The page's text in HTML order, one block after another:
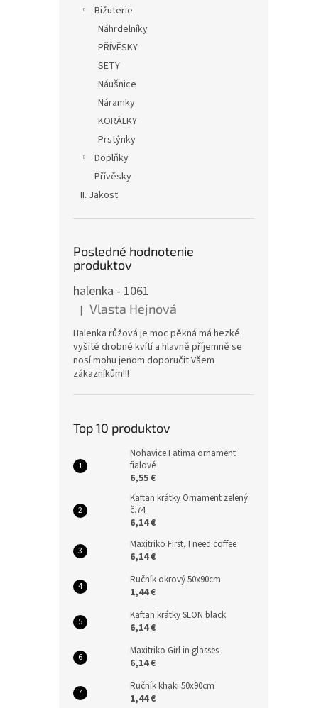
Bižuterie
Náhrdelníky
PŘÍVĚSKY
SETY
Náušnice
Náramky
KORÁLKY
Prstýnky
Doplňky
Přívěsky
II. Jakost
Posledné hodnotenie
produktov
halenka - 1061
Hodnotenie produktu je 5 z 5 hviezdičiek.
| Vlasta Hejnová
Halenka růžová je moc pěkná má hezké
vyšité drobné kvítí a hlavně příjemně se
nosí mohu jenom doporučit Všem
zákazníkům!!!
Top 10 produktov
Nohavice Fatima ornament
fialové
6,55 €
Kaftan krátky Ornament zelený
č.74
6,14 €
Maxitriko First, I need coffee
6,14 €
Ručník okrový 50x90cm
1,44 €
Kaftan krátky SLON black
6,14 €
Maxitriko Girl in glasses
6,14 €
Ručník khaki 50x90cm
1,44 €